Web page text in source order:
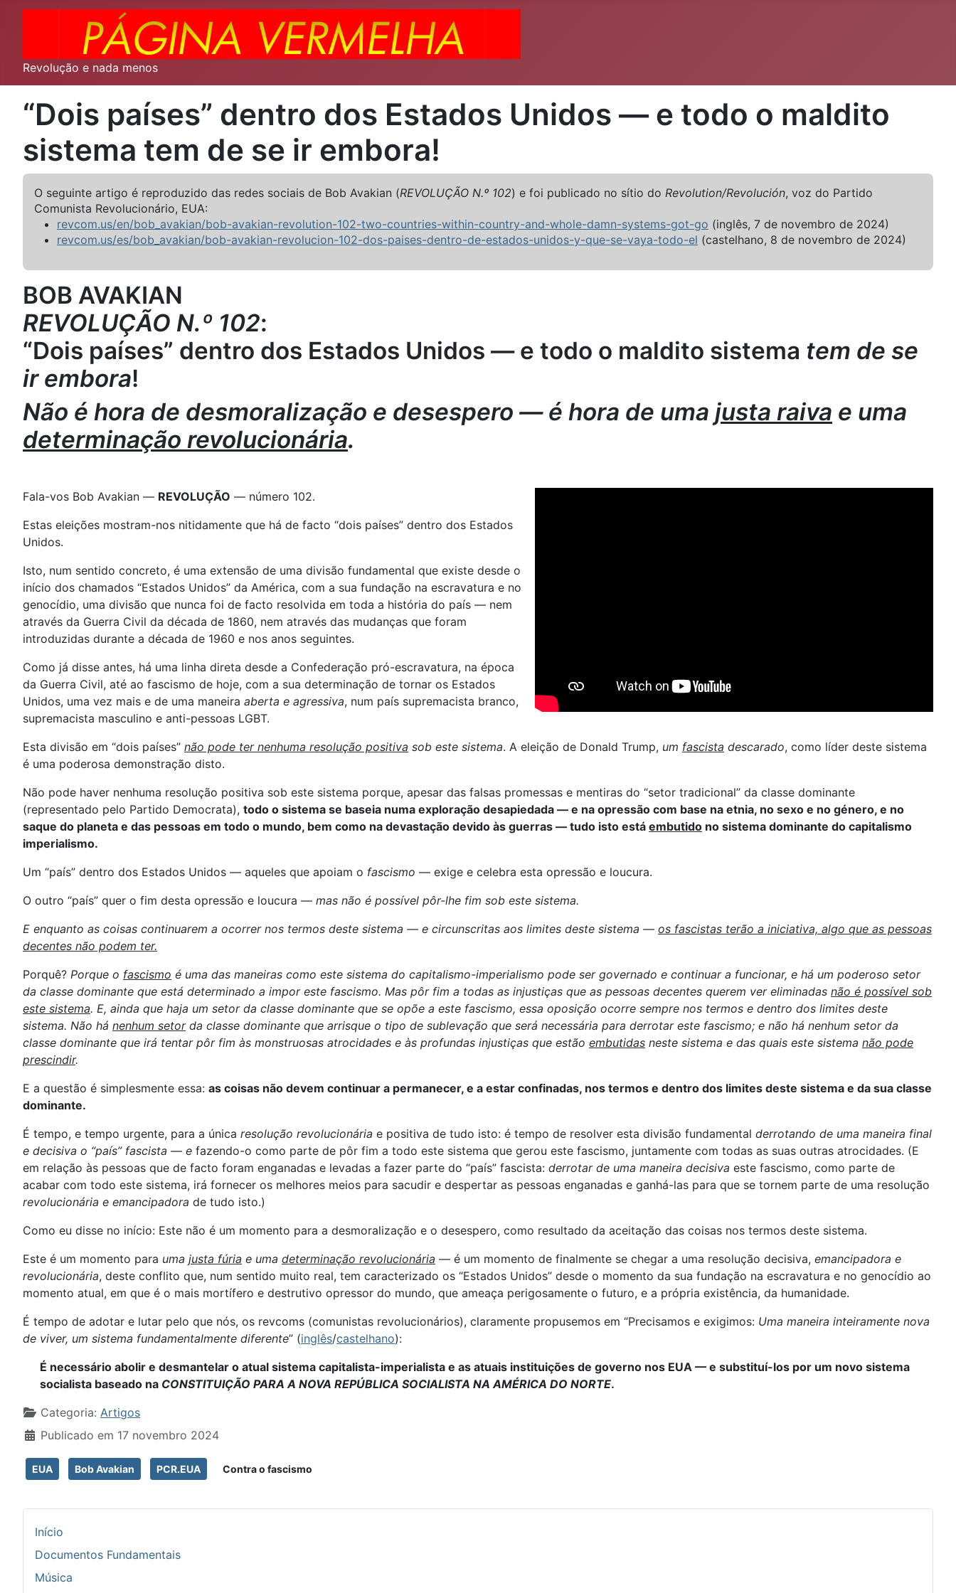
Revolução e nada menos
“Dois países” dentro dos Estados Unidos — e todo o maldito
sistema tem de se ir embora!
O seguinte artigo é reproduzido das redes sociais de Bob Avakian (REVOLUÇÃO N.º 102) e foi publicado no sítio do Revolution/Revolución, voz do Partido
Comunista Revolucionário, EUA:
revcom.us/en/bob_avakian/bob-avakian-revolution-102-two-countries-within-country-and-whole-damn-systems-got-go (inglês, 7 de novembro de 2024)
revcom.us/es/bob_avakian/bob-avakian-revolucion-102-dos-paises-dentro-de-estados-unidos-y-que-se-vaya-todo-el (castelhano, 8 de novembro de 2024)
BOB AVAKIAN
REVOLUÇÃO N.º 102:
“Dois países” dentro dos Estados Unidos — e todo o maldito sistema tem de se
ir embora!
Não é hora de desmoralização e desespero — é hora de uma justa raiva e uma
determinação revolucionária.
Fala-vos Bob Avakian — REVOLUÇÃO — número 102.
Estas eleições mostram-nos nitidamente que há de facto “dois países” dentro dos Estados
Unidos.
Isto, num sentido concreto, é uma extensão de uma divisão fundamental que existe desde o
início dos chamados “Estados Unidos” da América, com a sua fundação na escravatura e no
genocídio, uma divisão que nunca foi de facto resolvida em toda a história do país — nem
através da Guerra Civil da década de 1860, nem através das mudanças que foram
introduzidas durante a década de 1960 e nos anos seguintes.
Como já disse antes, há uma linha direta desde a Confederação pró-escravatura, na época
da Guerra Civil, até ao fascismo de hoje, com a sua determinação de tornar os Estados
Unidos, uma vez mais e de uma maneira aberta e agressiva, num país supremacista branco,
supremacista masculino e anti-pessoas LGBT.
Esta divisão em “dois países” não pode ter nenhuma resolução positiva sob este sistema. A eleição de Donald Trump, um fascista descarado, como líder deste sistema
é uma poderosa demonstração disto.
Não pode haver nenhuma resolução positiva sob este sistema porque, apesar das falsas promessas e mentiras do “setor tradicional” da classe dominante
(representado pelo Partido Democrata), todo o sistema se baseia numa exploração desapiedada — e na opressão com base na etnia, no sexo e no género, e no
saque do planeta e das pessoas em todo o mundo, bem como na devastação devido às guerras — tudo isto está embutido no sistema dominante do capitalismo
imperialismo.
Um “país” dentro dos Estados Unidos — aqueles que apoiam o fascismo — exige e celebra esta opressão e loucura.
O outro “país” quer o fim desta opressão e loucura — mas não é possível pôr-lhe fim sob este sistema.
E enquanto as coisas continuarem a ocorrer nos termos deste sistema — e circunscritas aos limites deste sistema — os fascistas terão a iniciativa, algo que as pessoas
decentes não podem ter.
Porquê? Porque o fascismo é uma das maneiras como este sistema do capitalismo-imperialismo pode ser governado e continuar a funcionar, e há um poderoso setor
da classe dominante que está determinado a impor este fascismo. Mas pôr fim a todas as injustiças que as pessoas decentes querem ver eliminadas não é possível sob
este sistema. E, ainda que haja um setor da classe dominante que se opõe a este fascismo, essa oposição ocorre sempre nos termos e dentro dos limites deste
sistema. Não há nenhum setorda classe dominante que arrisque o tipo de sublevação que será necessária para derrotar este fascismo; e não há nenhum setor da
classe dominante que irá tentar pôr fim às monstruosas atrocidades e às profundas injustiças que estão embutidas neste sistema e das quais este sistema não pode
prescindir.
E a questão é simplesmente essa: as coisas não devem continuar a permanecer, e a estar confinadas, nos termos e dentro dos limites deste sistema e da sua classe
dominante.
É tempo, e tempo urgente, para a única resolução revolucionária e positiva de tudo isto: é tempo de resolver esta divisão fundamental derrotando de uma maneira final
e decisiva o “país” fascista — e fazendo-o como parte de pôr fim a todo este sistema que gerou este fascismo, juntamente com todas as suas outras atrocidades. (E
em relação às pessoas que de facto foram enganadas e levadas a fazer parte do “país” fascista: derrotar de uma maneira decisiva este fascismo, como parte de
acabar com todo este sistema, irá fornecer os melhores meios para sacudir e despertar as pessoas enganadas e ganhá-las para que se tornem parte de uma resolução
revolucionária e emancipadora de tudo isto.)
Como eu disse no início: Este não é um momento para a desmoralização e o desespero, como resultado da aceitação das coisas nos termos deste sistema.
Este é um momento para uma justa fúria e uma determinação revolucionária — é um momento de finalmente se chegar a uma resolução decisiva, emancipadora e
revolucionária, deste conflito que, num sentido muito real, tem caracterizado os “Estados Unidos” desde o momento da sua fundação na escravatura e no genocídio ao
momento atual, em que é o mais mortífero e destrutivo opressor do mundo, que ameaça perigosamente o futuro, e a própria existência, da humanidade.
É tempo de adotar e lutar pelo que nós, os revcoms (comunistas revolucionários), claramente propusemos em “Precisamos e exigimos: Uma maneira inteiramente nova
de viver, um sistema fundamentalmente diferente” (inglês/castelhano):
É necessário abolir e desmantelar o atual sistema capitalista-imperialista e as atuais instituições de governo nos EUA — e substituí-los por um novo sistema
socialista baseado na CONSTITUIÇÃO PARA A NOVA REPÚBLICA SOCIALISTA NA AMÉRICA DO NORTE.
Detalhes
Categoria: Artigos
Publicado em 17 novembro 2024
EUA Bob Avakian PCR.EUA Contra o fascismo
Início
Documentos Fundamentais
Música